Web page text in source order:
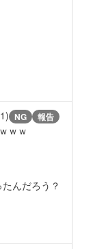
NG 報告
ｗｗ
んだろう？